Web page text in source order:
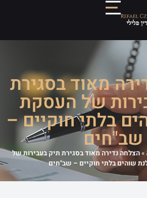
מאוד בסגירת
של העסקת
בלתי חוקיים –
שב"חים
»הצלחה נדירה מאוד בסגירת תיק בעבירות של
שוהים בלתי חוקיים – שב"חים